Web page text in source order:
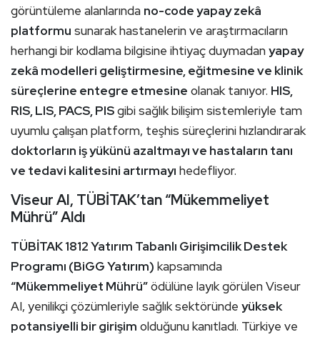
görüntüleme alanlarında no-code yapay zekâ
platformu sunarak hastanelerin ve araştırmacıların
herhangi bir kodlama bilgisine ihtiyaç duymadanyapay
zekâ modelleri geliştirmesine, eğitmesine ve klinik
süreçlerine entegre etmesine olanak tanıyor. HIS,
RIS, LIS, PACS, PISgibi sağlık bilişim sistemleriyle tam
uyumlu çalışan platform, teşhis süreçlerini hızlandırarak
doktorların iş yükünü azaltmayı ve hastaların tanı
ve tedavi kalitesini artırmayı hedefliyor.
Viseur AI, TÜBİTAK’tan “Mükemmeliyet
Mührü” Aldı
TÜBİTAK 1812 Yatırım Tabanlı Girişimcilik Destek
Programı (BiGG Yatırım) kapsamında
“Mükemmeliyet Mührü”ödülüne layık görülen Viseur
AI, yenilikçi çözümleriyle sağlık sektöründe yüksek
potansiyelli bir girişim olduğunu kanıtladı. Türkiye ve